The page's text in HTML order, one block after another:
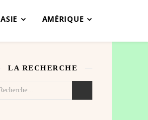
ASIE AMÉRIQUE
LA RECHERCHE